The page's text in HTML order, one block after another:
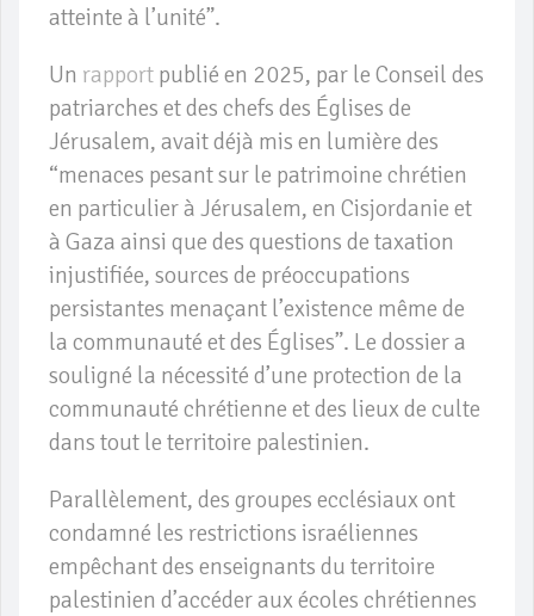
atteinte à l’unité”.
Un rapport publié en 2025, par le Conseil des
patriarches et des chefs des Églises de
Jérusalem, avait déjà mis en lumière des
“menaces pesant sur le patrimoine chrétien
en particulier à Jérusalem, en Cisjordanie et
à Gaza ainsi que des questions de taxation
injustifiée, sources de préoccupations
persistantes menaçant l’existence même de
la communauté et des Églises”. Le dossier a
souligné la nécessité d’une protection de la
communauté chrétienne et des lieux de culte
dans tout le territoire palestinien.
Parallèlement, des groupes ecclésiaux ont
condamné les restrictions israéliennes
empêchant des enseignants du territoire
palestinien d’accéder aux écoles chrétiennes